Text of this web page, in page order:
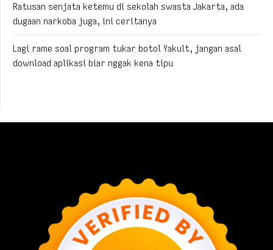
Ratusan senjata ketemu di sekolah swasta Jakarta, ada
dugaan narkoba juga, ini ceritanya
Lagi rame soal program tukar botol Yakult, jangan asal
download aplikasi biar nggak kena tipu